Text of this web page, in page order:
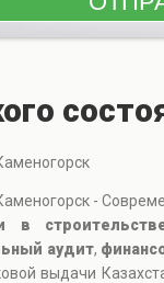
-
в
аудит,
выдачи